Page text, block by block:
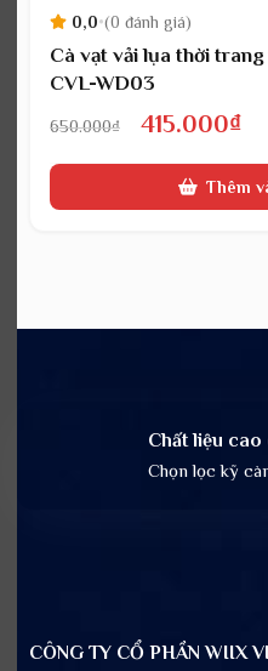
0,0•(0 đánh giá)
Cà vạt vải lụa thời
CVL-WD03
650.000₫
Giá
gốc
415.000₫Giá
tại
Thêm
Chất liệu cao
Chọn lọc kỹ
CÔNG TY CỔ PHẦN WIIX